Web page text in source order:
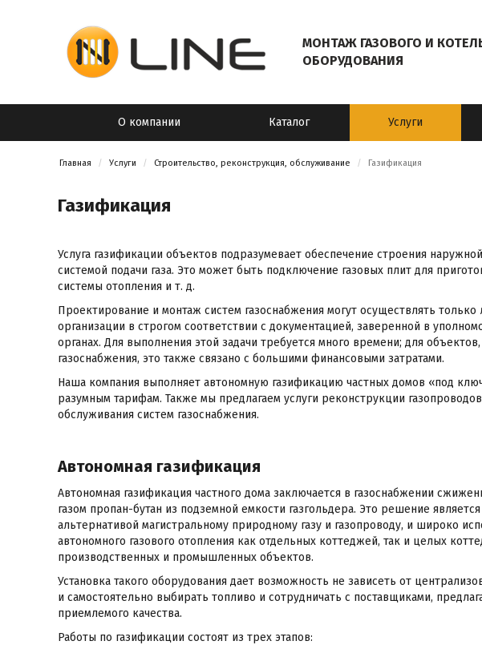
МОНТАЖ ГАЗОВОГО И
ОБОРУДОВАНИЯ
О компании Каталог Услуги
Главная Услуги Строительство, реконструкция, обслуживание Газификация
Газификация
Услуга газификации объектов подразумевает обеспечение строения
системой подачи газа. Это может быть подключение газовых плит для
системы отопления и т. д.
Проектирование и монтаж систем газоснабжения могут осуществлять
организации в строгом соответствии с документацией, заверенной в
органах. Для выполнения этой задачи требуется много времени; для
газоснабжения, это также связано с большими финансовыми затратами.
Наша компания выполняет автономную газификацию частных домов «под
разумным тарифам. Также мы предлагаем услуги реконструкции
обслуживания систем газоснабжения.
Автономная газификация
Автономная газификация частного дома заключается в газоснабжении
газом пропан-бутан из подземной емкости газгольдера. Это решение
альтернативой магистральному природному газу и газопроводу, и широко
автономного газового отопления как отдельных коттеджей, так и целых
производственных и промышленных объектов.
Установка такого оборудования дает возможность не зависеть от
и самостоятельно выбирать топливо и сотрудничать с поставщиками,
приемлемого качества.
Работы по газификации состоят из трех этапов: